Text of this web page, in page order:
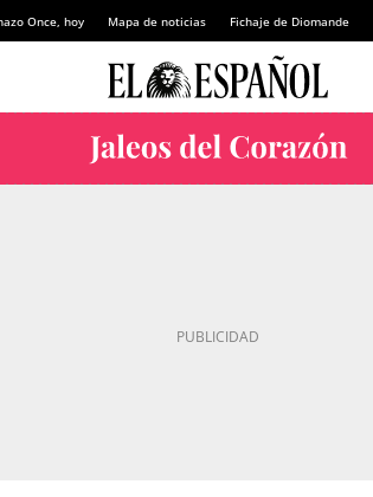
Once, hoy Mapa de noticias Fichaje de Diomande